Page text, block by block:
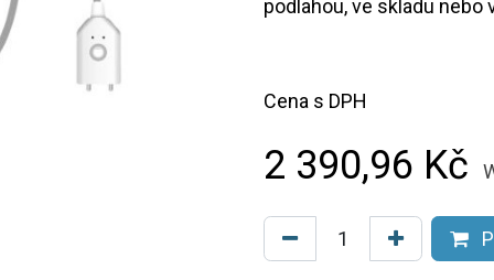
podlahou, ve skladu nebo
Cena s DPH
2 390,96 Kč